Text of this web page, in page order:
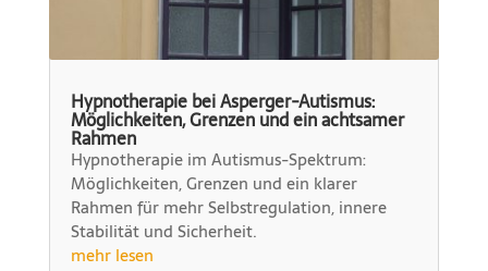
Hypnotherapie bei Asperger-Autismus:
Möglichkeiten, Grenzen und ein achtsamer
Rahmen
Hypnotherapie im Autismus-Spektrum:
Möglichkeiten, Grenzen und ein klarer
Rahmen für mehr Selbstregulation, innere
Stabilität und Sicherheit.
mehr lesen